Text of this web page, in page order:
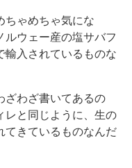
ちゃめちゃ気にな
ルウェー産の塩サバフ
輸入されているものな
ざわざ書いてあるの
レと同じように、生の
てきているものなんだ